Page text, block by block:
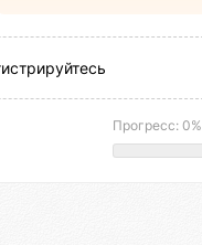
Прогресс: 0%